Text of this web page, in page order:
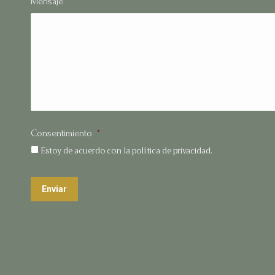
Consentimiento *
Estoy de acuerdo con la política de privacidad.
Enviar